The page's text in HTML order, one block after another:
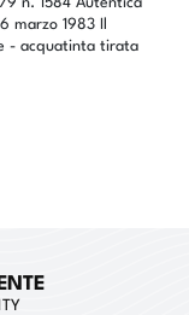
marzo 1983 Il
- acquatinta tirata